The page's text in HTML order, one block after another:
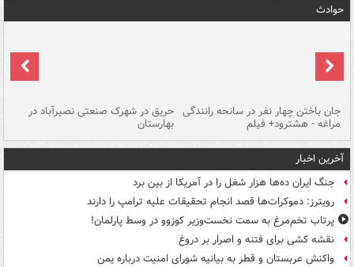
حوادث
جان باختن چهار نفر در سانحه رانندگی
مراغه - هشترود+ فیلم
حریق در شهرک صنعتی نصیرآباد در
بهارستان
آخرین اخبار
جنگ ایران ده‌ها هزار شغل را در آمریکا از بین برد
رویترز: دموکرات‌ها قصد انجام تحقیقات علیه ترامپ را دارند
پرتاب تخم‌مرغ به سمت نخست‌وزیر کوزوو در وسط پارلمان!
نقشه کشی برای فتنه و اصرار بر دروغ
واکنش عربستان و قطر به بیانیه شورای امنیت درباره یمن